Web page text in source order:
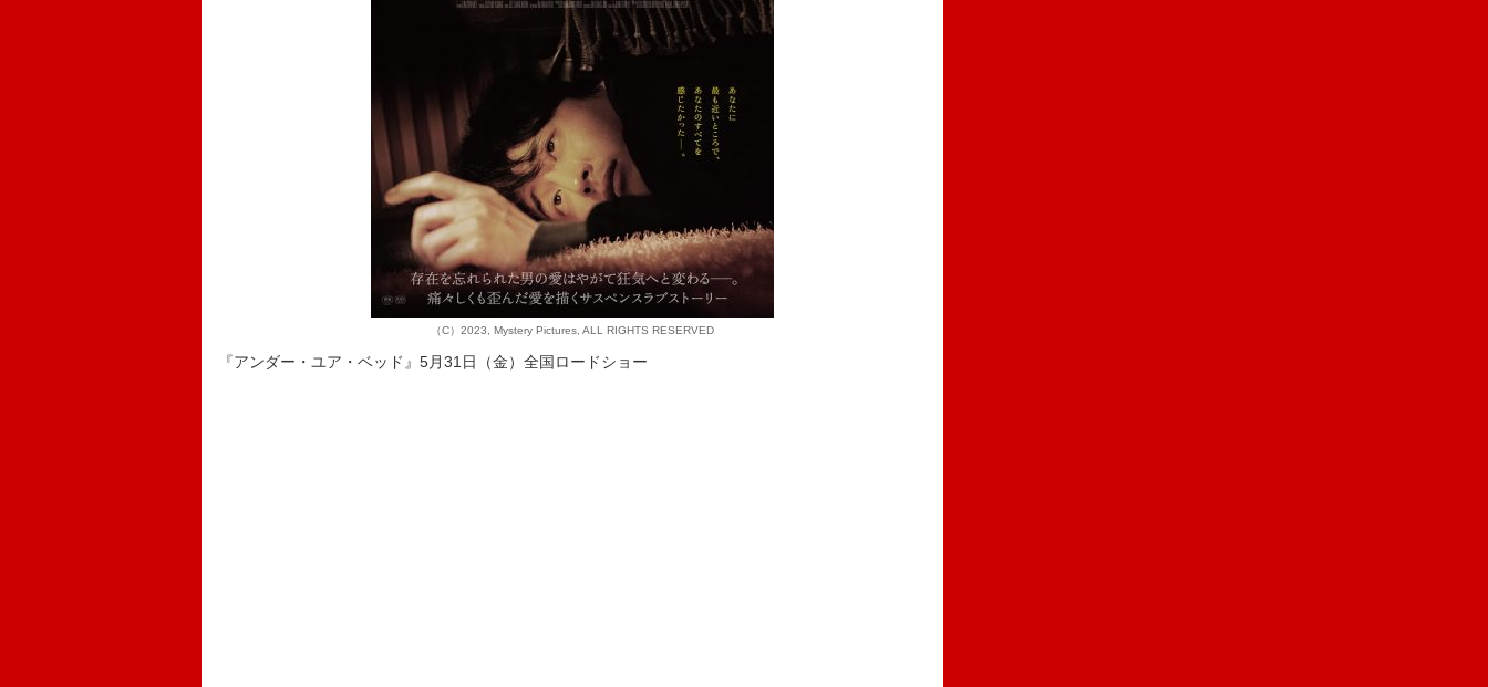
（C）2023, Mystery Pictures, ALL RIGHTS RESERVED
『アンダー・ユア・ベッド』5月31日（金）全国ロードショー